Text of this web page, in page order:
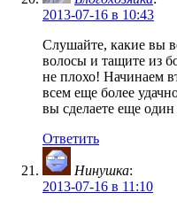
2013-07-16 в 10:43
Слушайте, какие вы
волосы и тащите из
не плохо! Начинаем
всем еще более
вы сделаете еще
Ответить
Нинушка:
2013-07-16 в 11:10